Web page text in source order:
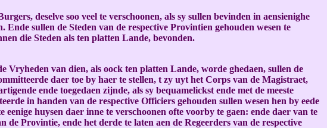
deselve soo veel te verschoonen, als sy sullen bevinden in aensienighe
sullen de Steden van de respective Provintien gehouden wesen te
die Steden als ten platten Lande, bevonden.
Vryheden van dien, als oock ten platten Lande, worde ghedaen, sullen de
daer toe by haer te stellen, t zy uyt het Corps van de Magistraet,
ende toegedaen zijnde, als sy bequamelickst ende met de meeste
in handen van de respective Officiers gehouden sullen wesen hen by eede
huysen daer inne te verschoonen ofte voorby te gaen: ende daer van te
Provintie, ende het derde te laten aen de Regeerders van de respective